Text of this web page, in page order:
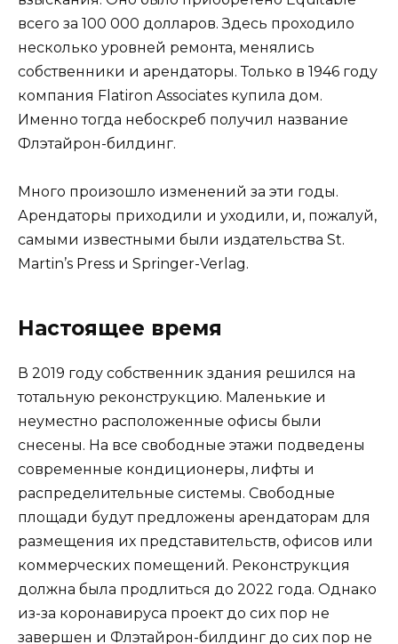
всего за 100 000 долларов. Здесь проходило
несколько уровней ремонта, менялись
собственники и арендаторы. Только в 1946 году
компания Flatiron Associates купила дом.
Именно тогда небоскреб получил название
Флэтайрон-билдинг.
Много произошло изменений за эти годы.
Арендаторы приходили и уходили, и, пожалуй,
самыми известными были издательства St.
Martin’s Press и Springer-Verlag.
Настоящее время
В 2019 году собственник здания решился на
тотальную реконструкцию. Маленькие и
неуместно расположенные офисы были
снесены. На все свободные этажи подведены
современные кондиционеры, лифты и
распределительные системы. Свободные
площади будут предложены арендаторам для
размещения их представительств, офисов или
коммерческих помещений. Реконструкция
должна была продлиться до 2022 года. Однако
из-за коронавируса проект до сих пор не
завершен и Флэтайрон-билдинг до сих пор не